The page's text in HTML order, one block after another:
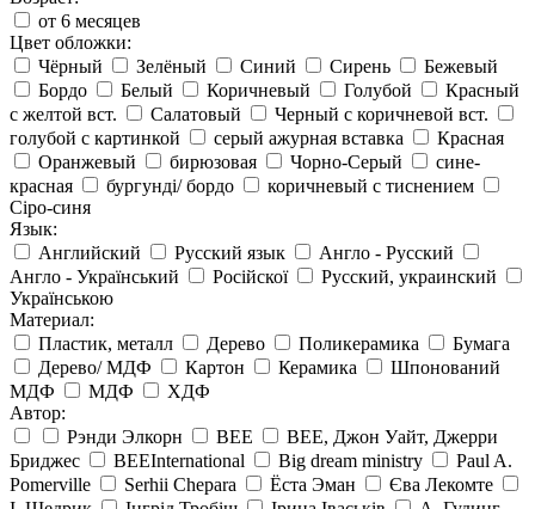
от 6 месяцев
Цвет обложки:
Чёрный
Зелёный Синий Сирень
Бежевый
Бордо
Белый Коричневый Голубой
Красный
с желтой вст.
Салатовый
Черный с коричневой вст.
голубой с картинкой
серый ажурная вставка
Красная
Оранжевый
бирюзовая Чорно-Серый
сине-
красная
бургунді/ бордо
коричневый с тиснением
Сіро-синя
Язык:
Английский
Русский язык
Англо - Русский
Англо - Український
Російскої
Русский, украинский
Українською
Материал:
Пластик, металл
Дерево Поликерамика
Бумага
Дерево/ МДФ
Картон Керамика
Шпонований
МДФ
МДФ
ХДФ
Автор:
Рэнди Элкорн
BEE
BEE, Джон Уайт, Джерри
Бриджес
BEEInternational Big dream ministry
Paul A.
Pomerville
Serhii Chepara Ёста Эман
Єва Лекомте